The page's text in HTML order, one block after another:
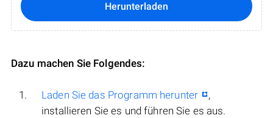
Herunterladen
Dazu machen Sie Folgendes:
Laden Sie das Programm herunter
,
installieren Sie es und führen Sie es aus.